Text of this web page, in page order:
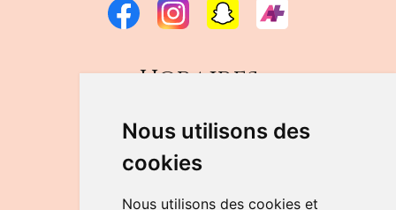
Nous utilisons des
cookies
Nous utilisons des cookies et
Horaires
DU LUNDI AU VENDREDI
de 9h à 12h30 et de 14h à 18h
LE SAMEDI
de 9h à 12h30